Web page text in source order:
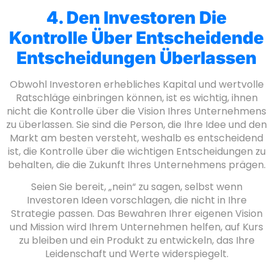
4. Den Investoren Die
Kontrolle Über Entscheidende
Entscheidungen Überlassen
Obwohl Investoren erhebliches Kapital und wertvolle
Ratschläge einbringen können, ist es wichtig, ihnen
nicht die Kontrolle über die Vision Ihres Unternehmens
zu überlassen. Sie sind die Person, die Ihre Idee und den
Markt am besten versteht, weshalb es entscheidend
ist, die Kontrolle über die wichtigen Entscheidungen zu
behalten, die die Zukunft Ihres Unternehmens prägen.
Seien Sie bereit, „nein“ zu sagen, selbst wenn
Investoren Ideen vorschlagen, die nicht in Ihre
Strategie passen. Das Bewahren Ihrer eigenen Vision
und Mission wird Ihrem Unternehmen helfen, auf Kurs
zu bleiben und ein Produkt zu entwickeln, das Ihre
Leidenschaft und Werte widerspiegelt.